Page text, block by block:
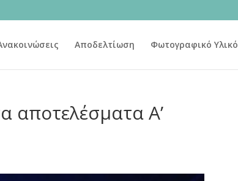
Αποδελτίωση Φωτογραφικό Υλικό
αποτελέσματα Α’